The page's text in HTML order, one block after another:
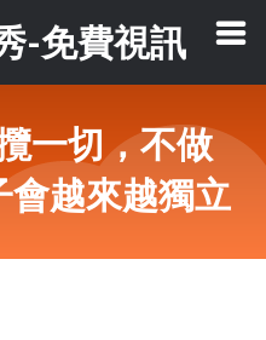
-免費視訊
一切，不做
越來越獨立